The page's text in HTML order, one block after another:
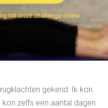
tot onze challenge online
gekend. Ik kon
zelfs een aantal dagen